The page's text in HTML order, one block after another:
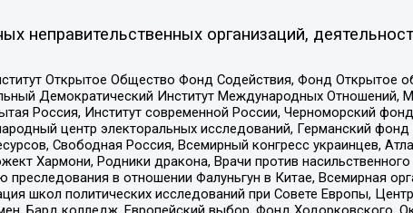
неправительственных организаций,
Открытое Общество Фонд Содействия, Фонд Открытое
Демократический Институт Международных Отношений,
Россия, Институт современной России, Черноморский
центр электоральных исследований, Германский
Свободная Россия, Всемирный конгресс украинцев,
Хармони, Родники дракона, Врачи против
преследования в отношении Фалуньгун в Китае, Всемирная
школ политических исследований при Совете Европы,